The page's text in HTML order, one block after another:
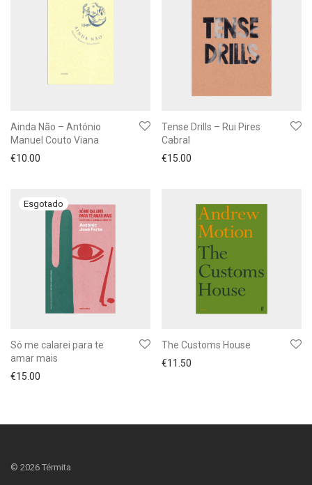
Ainda Não – António
Manuel Couto Viana
€10.00
Tense Drills – Rui Pires
Cabral
€15.00
Só me calarei para te
amar mais
€15.00
The Customs House
€11.50
© 2026 Térmita